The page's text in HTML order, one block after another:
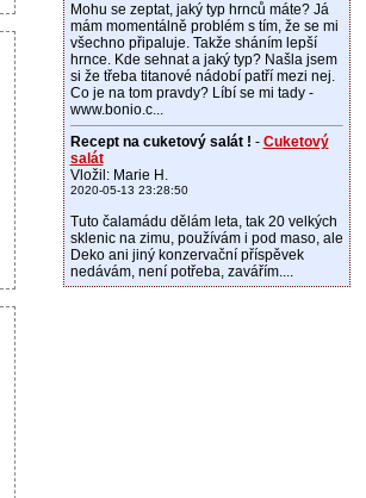
Mohu se zeptat, jaký typ hrnců máte? Já
mám momentálně problém s tím, že se mi
všechno připaluje. Takže sháním lepší
hrnce. Kde sehnat a jaký typ? Našla jsem
si že třeba titanové nádobí patří mezi nej.
Co je na tom pravdy? Líbí se mi tady -
www.bonio.c...
Recept na cuketový salát ! - Cuketový
salát
Vložil: Marie H.
2020-05-13 23:28:50
Tuto čalamádu dělám leta, tak 20 velkých
sklenic na zimu, používám i pod maso, ale
Deko ani jiný konzervační příspěvek
nedávám, není potřeba, zavářím....